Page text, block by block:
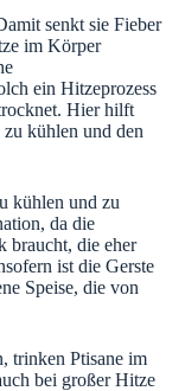
senkt sie Fieber
im Körper
ein Hitzeprozess
Hier hilft
kühlen und den
kühlen und zu
da die
braucht, die eher
ist die Gerste
Speise, die von
trinken Ptisane im
bei großer Hitze